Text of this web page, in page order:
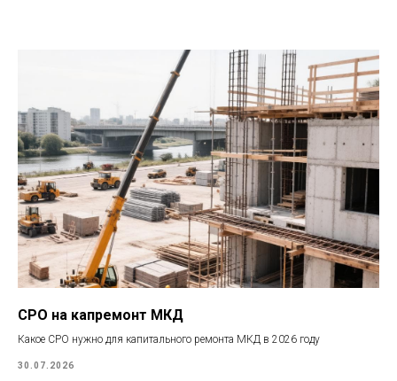
СРО на капремонт МКД
Какое СРО нужно для капитального ремонта МКД в 2026 году
30.07.2026